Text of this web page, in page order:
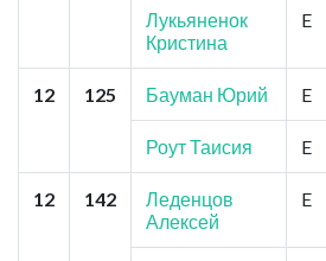
Лукьяненок
Кристина
E
12 125 Бауман Юрий E
Роут Таисия E
12 142
Леденцов
Алексей
E